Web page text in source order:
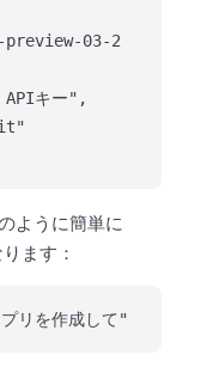
ように簡単に
ます：